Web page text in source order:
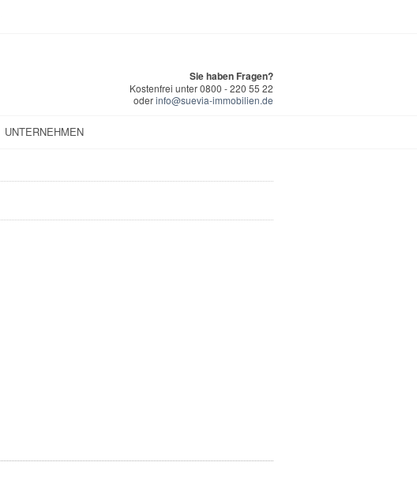
Sie haben Fragen?
Kostenfrei unter 0800 - 220 55 22
oderinfo@suevia-immobilien.de
UNTERNEHMEN